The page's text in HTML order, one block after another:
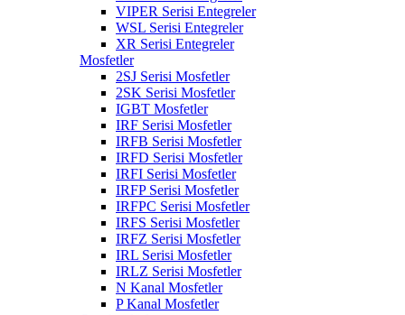
VIPER Serisi Entegreler
WSL Serisi Entegreler
XR Serisi Entegreler
Mosfetler
2SJ Serisi Mosfetler
2SK Serisi Mosfetler
IGBT Mosfetler
IRF Serisi Mosfetler
IRFB Serisi Mosfetler
IRFD Serisi Mosfetler
IRFI Serisi Mosfetler
IRFP Serisi Mosfetler
IRFPC Serisi Mosfetler
IRFS Serisi Mosfetler
IRFZ Serisi Mosfetler
IRL Serisi Mosfetler
IRLZ Serisi Mosfetler
N Kanal Mosfetler
P Kanal Mosfetler